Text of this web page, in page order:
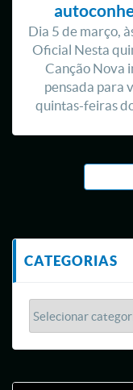
Dia 5 de março,
Oficial Nesta
Canção Nova
pensada para
quintas-feiras
CATEGORIAS